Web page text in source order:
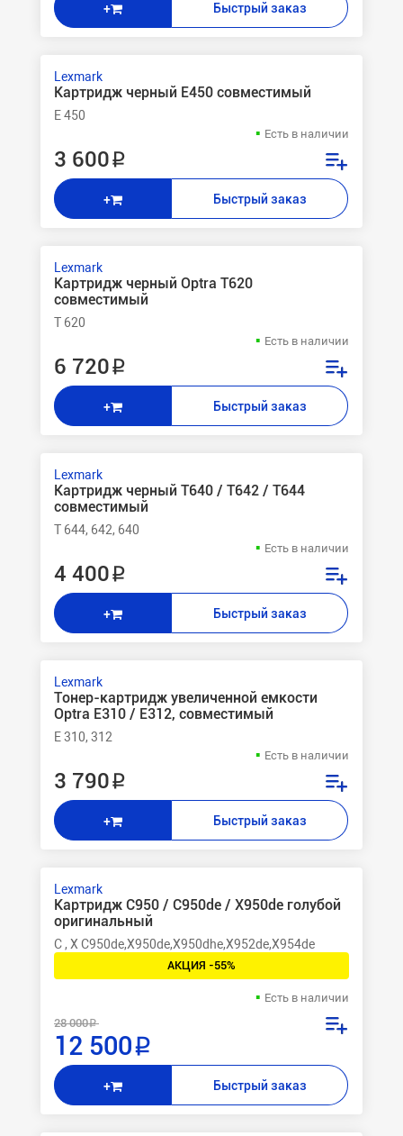
+ Быстрый заказ
Lexmark
Картридж черный E450 совместимый
E 450
Есть в наличии
3 600 ₽
+ Быстрый заказ
Lexmark
Картридж черный Optra T620
совместимый
T 620
Есть в наличии
6 720 ₽
+ Быстрый заказ
Lexmark
Картридж черный T640 / T642 / T644
совместимый
T 644, 642, 640
Есть в наличии
4 400 ₽
+ Быстрый заказ
Lexmark
Тонер-картридж увеличенной емкости
Optra E310 / E312, совместимый
E 310, 312
Есть в наличии
3 790 ₽
+ Быстрый заказ
Lexmark
Картридж C950 / C950de / X950de голубой
оригинальный
C , X C950de,X950de,X950dhe,X952de,X954de
АКЦИЯ -55%
Есть в наличии
28 000 ₽
12 500 ₽
+ Быстрый заказ